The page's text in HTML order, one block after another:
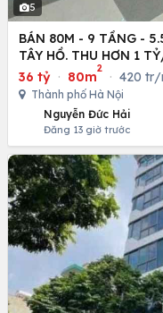
5
BÁN 80M - 9 TẦNG -
TÂY HỒ. THU HƠN 1
36 tỷ · 80m
2
· 420 tr/
Thành phố Hà Nội
Nguyễn Đức Hải
Đăng 13 giờ trước